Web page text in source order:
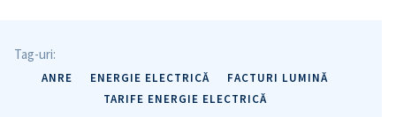
Tag-uri:
ANRE ENERGIE ELECTRICĂ
FACTURI LUMINĂ
TARIFE ENERGIE ELECTRICĂ